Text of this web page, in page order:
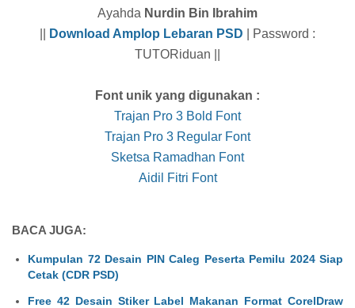
Ayahda Nurdin Bin Ibrahim
Download Amplop Lebaran PSD | Password :
TUTORiduan ||
Font unik yang digunakan :
Trajan Pro 3 Bold Font
Trajan Pro 3 Regular Font
Sketsa Ramadhan Font
Aidil Fitri Font
BACA JUGA:
Kumpulan 72 Desain PIN Caleg Peserta Pemilu 2024 Siap
Cetak (CDR PSD)
Free 42 Desain Stiker Label Makanan Format CorelDraw